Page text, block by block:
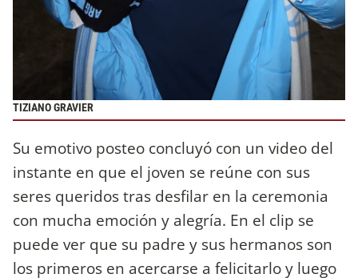
TIZIANO GRAVIER
Su emotivo posteo concluyó con un video del
instante en que el joven se reúne con sus
seres queridos tras desfilar en la ceremonia
con mucha emoción y alegría. En el clip se
puede ver que su padre y sus hermanos son
los primeros en acercarse a felicitarlo y luego